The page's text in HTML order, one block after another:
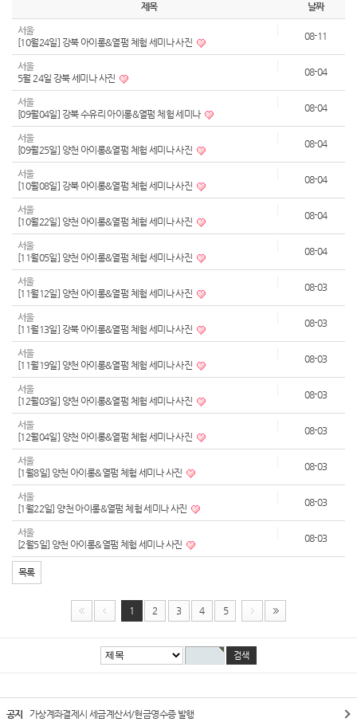
제목 날짜
서울
[10월24일] 강북 아이롱&열펌 체험 세미나 사진
08-11
서울
5월 24일 강북 세미나 사진
08-04
서울
[09월04일] 강북 수유리 아이롱&열펌 체험 세미나
08-04
서울
[09월25일] 양천 아이롱&열펌 체험 세미나 사진
08-04
서울
[10월08일] 강북 아이롱&열펌 체험 세미나 사진
08-04
서울
[10월22일] 양천 아이롱&열펌 체험 세미나 사진
08-04
서울
[11월05일] 양천 아이롱&열펌 체험 세미나 사진
08-04
서울
[11월12일] 양천 아이롱&열펌 체험 세미나 사진
08-03
서울
[11월13일] 강북 아이롱&열펌 체험 세미나 사진
08-03
서울
[11월19일] 양천 아이롱&열펌 체험 세미나 사진
08-03
서울
[12월03일] 양천 아이롱&열펌 체험 세미나 사진
08-03
서울
[12월04일] 양천 아이롱&열펌 체험 세미나 사진
08-03
서울
[1월8일] 양천 아이롱&열펌 체험 세미나 사진
08-03
서울
[1월22일] 양천 아이롱&열펌 체험 세미나 사진
08-03
서울
[2월5일] 양천 아이롱&열펌 체험 세미나 사진
08-03
목록
1 2 3 4 5
공지 가상계좌결제시 세금계산서/현금영수증 발행